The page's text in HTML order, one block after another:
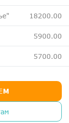
Медосмотры
Чекапы
18200.00
5900.00
5700.00